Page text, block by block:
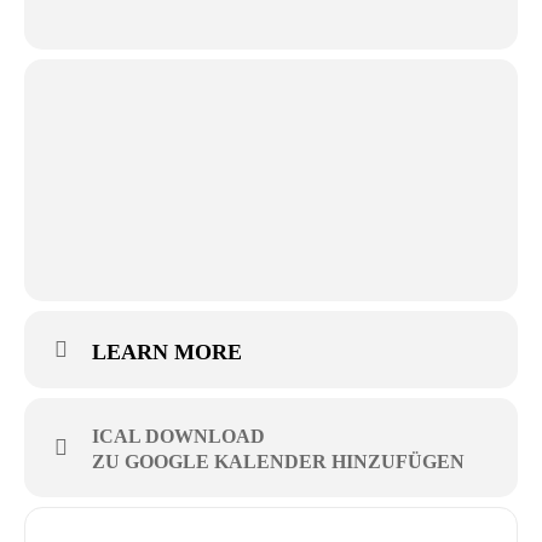
LEARN MORE
ICAL DOWNLOAD
ZU GOOGLE KALENDER HINZUFÜGEN